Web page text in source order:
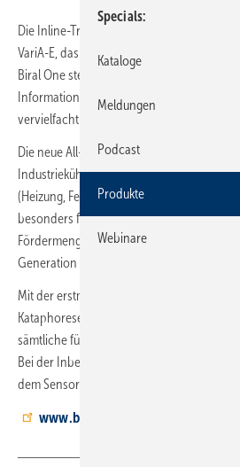
Die Inline-Trockenläuferpumpe VivarA ist
VariA-E, das neu über Bluetooth Connect
Biral One steuern lässt. Dadurch konnten
Informationsmöglichkeiten im Vergleich
vervielfacht werden, ohne dass ein
Die neue All-in-one-Pumpe kann im
Industriekühlung, industrielle
(Heizung, Fernwärmesysteme) eingesetzt
besonders für mittlere und höhere
Fördermengen. Sie verfügt über
Generation und erreicht die
Mit der erstmals für eine Biral-Pumpe
Kataphoresebeschichtung übertrifft sie
sämtliche für die Energieeffizienzklasse
Bei der Inbetriebnahme entfallen das
dem Sensor und ähnliche Arbeiten.
www.biral.de
Specials
Kataloge
Meldungen
Podcast
Produkte
Webinare